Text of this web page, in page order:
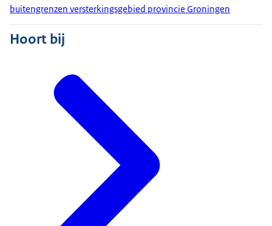
buitengrenzen versterkingsgebied provincie Groningen
Hoort bij